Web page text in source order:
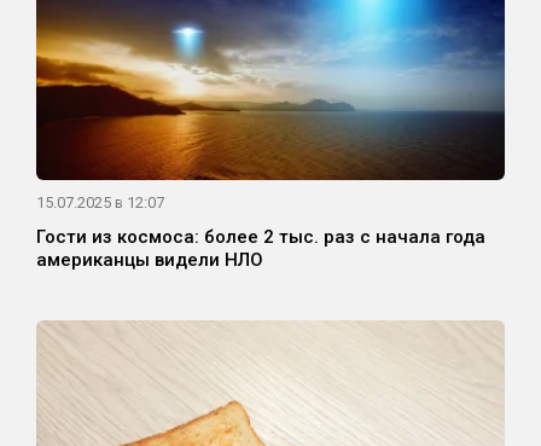
15.07.2025 в 12:07
Гости из космоса: более 2 тыс. раз с начала года
американцы видели НЛО